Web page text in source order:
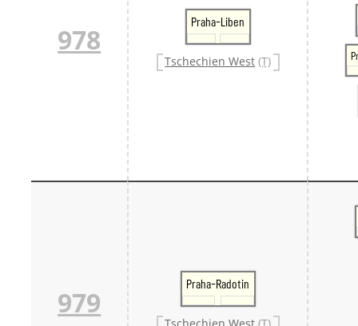
978
Praha-Liben
Tschechien West (T)
979
Praha-Radotin